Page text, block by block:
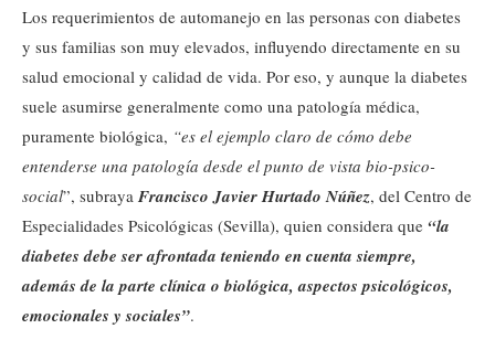
Los requerimientos de automanejo en las personas con diabetes
y sus familias son muy elevados, influyendo directamente en su
salud emocional y calidad de vida. Por eso, y aunque la diabetes
suele asumirse generalmente como una patología médica,
puramente biológica, “es el ejemplo claro de cómo debe
entenderse una patología desde el punto de vista bio-psico-
social”, subraya Francisco Javier Hurtado Núñez, del Centro de
Especialidades Psicológicas (Sevilla), quien considera que “la
diabetes debe ser afrontada teniendo en cuenta siempre,
además de la parte clínica o biológica, aspectos psicológicos,
emocionales y sociales”.